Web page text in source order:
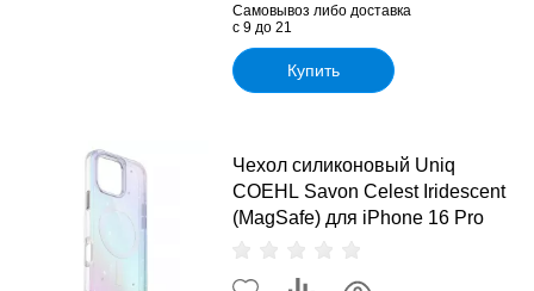
Самовывоз либо доставка
с 9 до 21
Купить
Чехол силиконовый Uniq
COEHL Savon Celest Iridescent
(MagSafe) для iPhone 16 Pro